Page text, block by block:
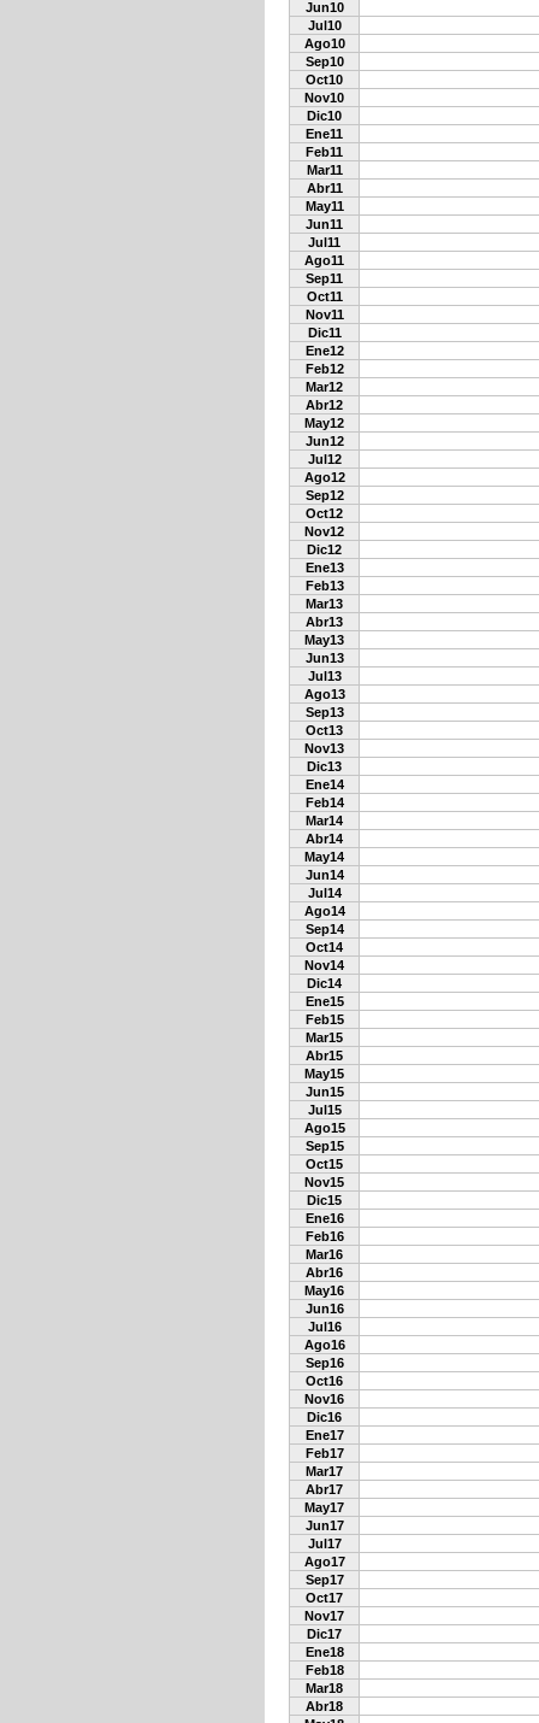
Jun10
Jul10
Ago10
Sep10
Oct10
Nov10
Dic10
Ene11
Feb11
Mar11
Abr11
May11
Jun11
Jul11
Ago11
Sep11
Oct11
Nov11
Dic11
Ene12
Feb12
Mar12
Abr12
May12
Jun12
Jul12
Ago12
Sep12
Oct12
Nov12
Dic12
Ene13
Feb13
Mar13
Abr13
May13
Jun13
Jul13
Ago13
Sep13
Oct13
Nov13
Dic13
Ene14
Feb14
Mar14
Abr14
May14
Jun14
Jul14
Ago14
Sep14
Oct14
Nov14
Dic14
Ene15
Feb15
Mar15
Abr15
May15
Jun15
Jul15
Ago15
Sep15
Oct15
Nov15
Dic15
Ene16
Feb16
Mar16
Abr16
May16
Jun16
Jul16
Ago16
Sep16
Oct16
Nov16
Dic16
Ene17
Feb17
Mar17
Abr17
May17
Jun17
Jul17
Ago17
Sep17
Oct17
Nov17
Dic17
Ene18
Feb18
Mar18
Abr18